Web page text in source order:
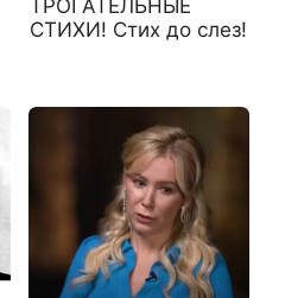
ТРОГАТЕЛЬНЫЕ
СТИХИ! Стих до слез!